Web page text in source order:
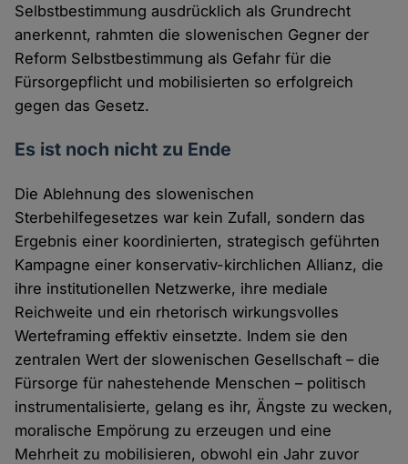
Selbstbestimmung ausdrücklich als Grundrecht
anerkennt, rahmten die slowenischen Gegner der
Reform Selbstbestimmung als Gefahr für die
Fürsorgepflicht und mobilisierten so erfolgreich
gegen das Gesetz.
Es ist noch nicht zu Ende
Die Ablehnung des slowenischen
Sterbehilfegesetzes war kein Zufall, sondern das
Ergebnis einer koordinierten, strategisch geführten
Kampagne einer konservativ-kirchlichen Allianz, die
ihre institutionellen Netzwerke, ihre mediale
Reichweite und ein rhetorisch wirkungsvolles
Werteframing effektiv einsetzte. Indem sie den
zentralen Wert der slowenischen Gesellschaft – die
Fürsorge für nahestehende Menschen – politisch
instrumentalisierte, gelang es ihr, Ängste zu wecken,
moralische Empörung zu erzeugen und eine
Mehrheit zu mobilisieren, obwohl ein Jahr zuvor